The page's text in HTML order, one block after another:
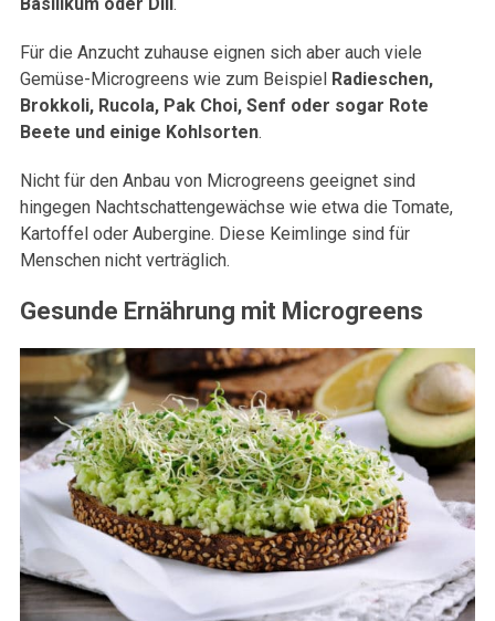
Für die Anzucht zuhause eignen sich aber auch viele
Gemüse-Microgreens wie zum Beispiel Radieschen,
Brokkoli, Rucola, Pak Choi, Senf oder sogar Rote
Beete und einige Kohlsorten.
Nicht für den Anbau von Microgreens geeignet sind
hingegen Nachtschattengewächse wie etwa die Tomate,
Kartoffel oder Aubergine. Diese Keimlinge sind für
Menschen nicht verträglich.
Gesunde Ernährung mit Microgreens